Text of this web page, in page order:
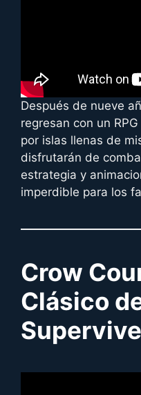
Después de nueve
regresan con un
por islas llenas de
disfrutarán de
estrategia y
imperdible para los
Crow
Clásico